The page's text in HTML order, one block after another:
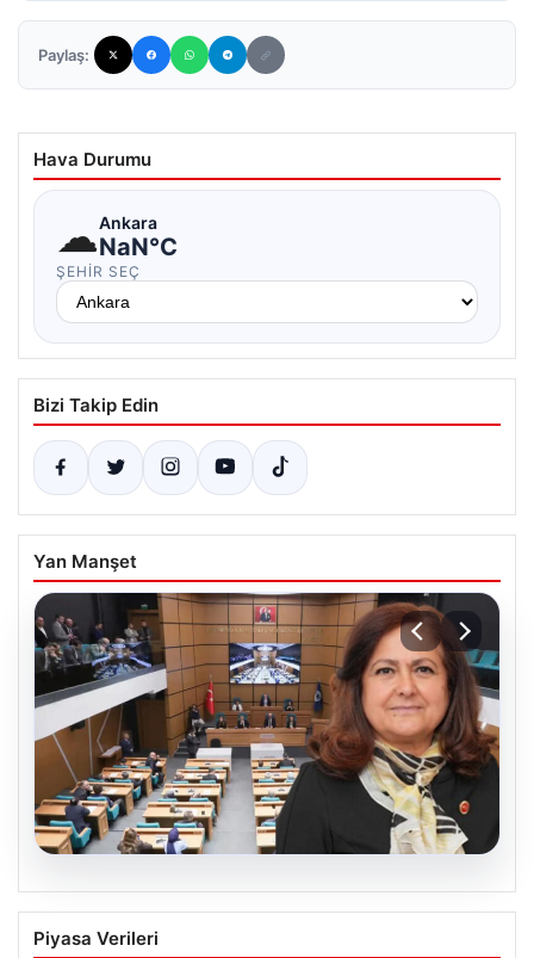
Paylaş:
Hava Durumu
☁Ankara
NaN°C
ŞEHIR SEÇ
Bizi Takip Edin
Yan Manşet
05.08.2026
Üsküdar Belediyesi’nde başkanvekili
Sibel Tan Çetinkaya oldu
Piyasa Verileri